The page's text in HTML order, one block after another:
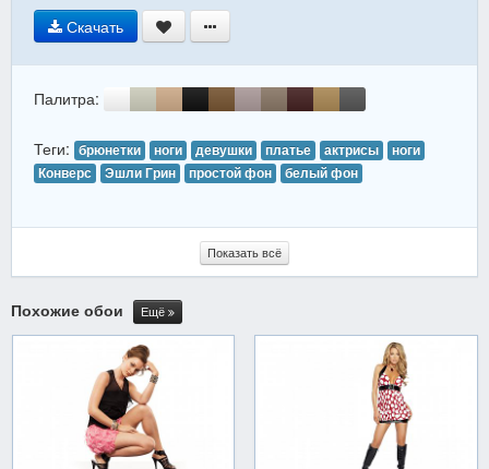
Скачать
Палитра:
Теги: брюнетки ноги девушки платье актрисы
ноги
Конверс
Эшли Грин простой фон белый фон
Показать всё
Похожие обои Ещё